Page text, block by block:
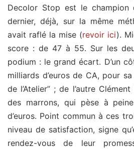
Decolor Stop est le champion
dernier, déjà, sur la même
avait raflé la mise (revoir ici).
score : de 47 à 55. Sur les
podium : le grand écart. D’un
milliards d’euros de CA, pour
de l’Atelier” ; de l’autre
des marrons, qui pèse à
d’euros. Point commun à ces
niveau de satisfaction, signe
rendez-vous de leur